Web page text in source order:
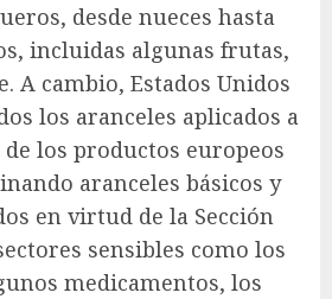
desde nueces hasta
incluidas algunas frutas,
A cambio, Estados Unidos
los aranceles aplicados a
los productos europeos
aranceles básicos y
en virtud de la Sección
sensibles como los
medicamentos, los